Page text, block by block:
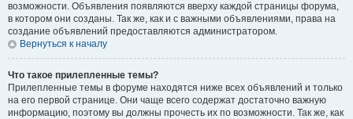
возможности. Объявления появляются вверху каждой страницы форума,
в котором они созданы. Так же, как и с важными объявлениями, права на
создание объявлений предоставляются администратором.
Вернуться к началу
Что такое прилепленные темы?
Прилепленные темы в форуме находятся ниже всех объявлений и только
на его первой странице. Они чаще всего содержат достаточно важную
информацию, поэтому вы должны прочесть их по возможности. Так же, как